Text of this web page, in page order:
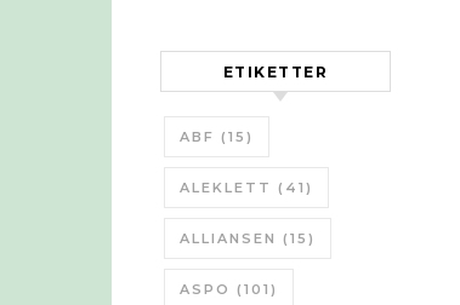
ETIKETTER
ABF (15)
ALEKLETT (41)
ALLIANSEN (15)
ASPO (101)